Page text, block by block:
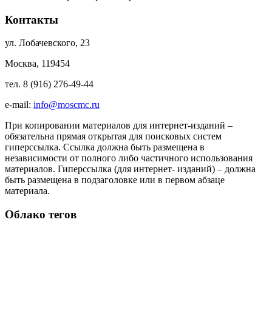
Контакты
ул. Лобачевского, 23
Москва, 119454
тел. 8 (916) 276-49-44
e-mail: info@moscmc.ru
При копировании материалов для интернет-изданий –
обязательна прямая открытая для поисковых систем
гиперссылка. Ссылка должна быть размещена в
независимости от полного либо частичного использования
материалов. Гиперссылка (для интернет- изданий) – должна
быть размещена в подзаголовке или в первом абзаце
материала.
Облако тегов